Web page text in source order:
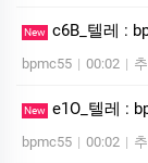
New c6B_텔레 :
bpmc55 | 00:02 |
New e1O_텔레 :
bpmc55 | 00:02 |